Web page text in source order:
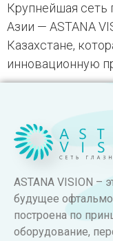
Крупнейшая сеть
Азии — ASTANA
Казахстане,
инновационную
ASTANA VISION –
будущее
построена по
оборудование,